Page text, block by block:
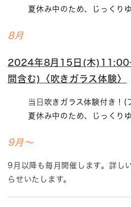
夏休み中のため、じっくり
8月
2024年8月15日(木
間含む)〈吹きガラス体験〉
当日 吹きガラス体験付き！ (
夏休み中のため、じっくり
9月～
9月以降も毎月開催します。詳し
らせいたします。